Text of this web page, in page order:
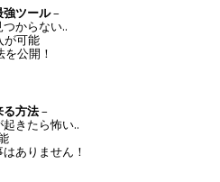
強ツール–
からない..
が可能
公開！
る方法–
きたら怖い..
ありません！